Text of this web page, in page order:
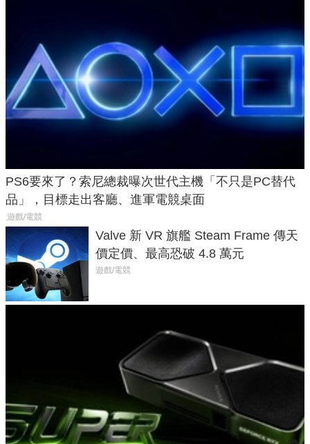
PS6要來了？索尼總裁曝次世代主機「不只是PC替代
品」，目標走出客廳、進軍電競桌面
遊戲/電競
Valve 新 VR 旗艦 Steam Frame 傳天
價定價、最高恐破 4.8 萬元
遊戲/電競